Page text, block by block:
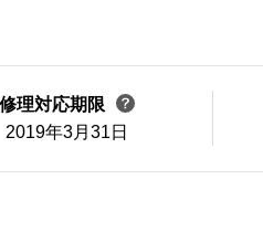
修理対応期限
2019年3月31日